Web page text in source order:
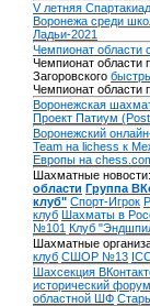
V летняя
Воронежа среди
Ладьи-2021
Чемпионат области
Чемпионат области
Загоровского
Чемпионат
Воронежская
Проект Патиум
Воронежский
Team на lichess к
Европы на
Шахматные новости:
области Группа
клуб" Спорт-Игрок
клуб Шахматы в
№101 Клуб
Шахматные
клуб СШОР №13
Шахсекция
исторический форум
областной ШФ